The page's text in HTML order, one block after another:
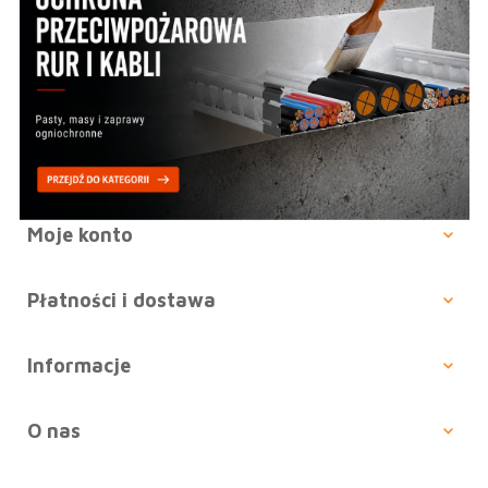
Moje konto
Płatności i dostawa
Informacje
O nas